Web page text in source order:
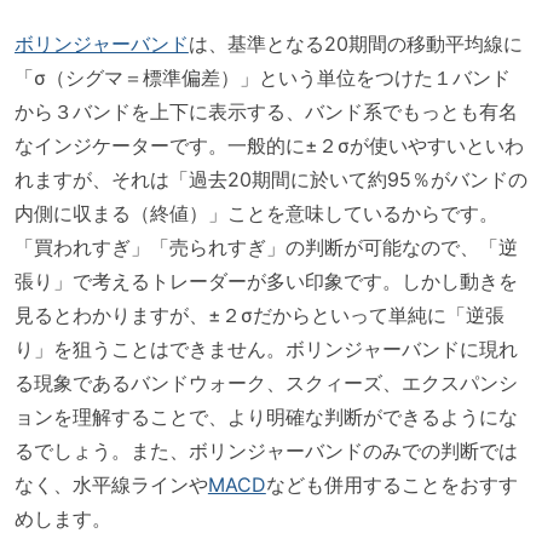
ボリンジャーバンドは、基準となる20期間の移動平均線に
「σ（シグマ＝標準偏差）」という単位をつけた１バンド
から３バンドを上下に表示する、バンド系でもっとも有名
なインジケーターです。一般的に±２σが使いやすいといわ
れますが、それは「過去20期間に於いて約95％がバンドの
内側に収まる（終値）」ことを意味しているからです。
「買われすぎ」「売られすぎ」の判断が可能なので、「逆
張り」で考えるトレーダーが多い印象です。しかし動きを
見るとわかりますが、±２σだからといって単純に「逆張
り」を狙うことはできません。ボリンジャーバンドに現れ
る現象であるバンドウォーク、スクィーズ、エクスパンシ
ョンを理解することで、より明確な判断ができるようにな
るでしょう。また、ボリンジャーバンドのみでの判断では
なく、水平線ラインやMACDなども併用することをおすす
めします。